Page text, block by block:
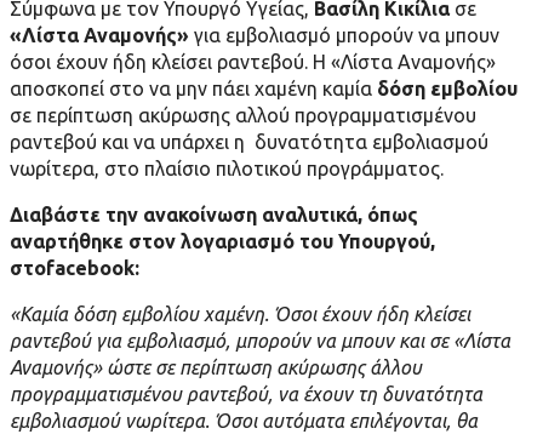
Σύμφωνα με τον Υπουργό Υγείας, Βασίλη Κικίλιασε
«Λίστα Αναμονής» για εμβολιασμό μπορούν να μπουν
όσοι έχουν ήδη κλείσει ραντεβού. Η «Λίστα Αναμονής»
αποσκοπεί στο να μην πάει χαμένη καμία δόση εμβολίου
σε περίπτωση ακύρωσης αλλού προγραμματισμένου
ραντεβού και να υπάρχει η δυνατότητα εμβολιασμού
νωρίτερα, στο πλαίσιο πιλοτικού προγράμματος.
Διαβάστε την ανακοίνωση αναλυτικά, όπως
αναρτήθηκε στον λογαριασμό του Υπουργού,
στοfacebook:
«Καμία δόση εμβολίου χαμένη. Όσοι έχουν ήδη κλείσει
ραντεβού για εμβολιασμό, μπορούν να μπουν και σε «Λίστα
Αναμονής» ώστε σε περίπτωση ακύρωσης άλλου
προγραμματισμένου ραντεβού, να έχουν τη δυνατότητα
εμβολιασμού νωρίτερα. Όσοι αυτόματα επιλέγονται, θα